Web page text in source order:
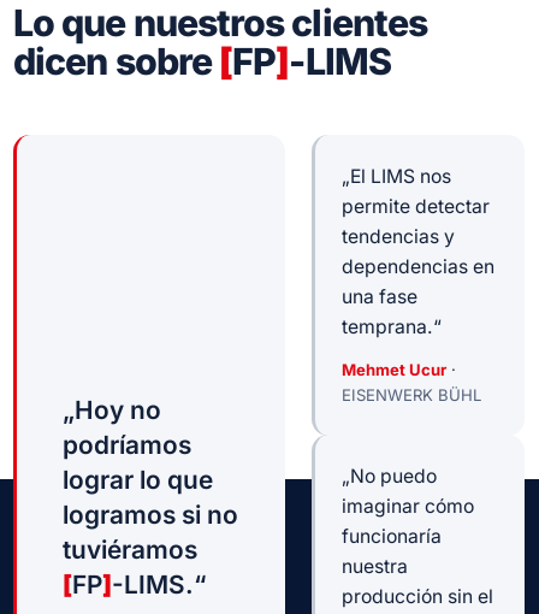
Lo que nuestros clientes
dicen sobre[FP]-LIMS
„Hoy no
podríamos
lograr lo que
logramos si no
tuviéramos
[FP] -LIMS.“
„El LIMS nos
permite detectar
tendencias y
dependencias en
una fase
temprana.“
Mehmet Ucur·
EISENWERK BÜHL
„No puedo
imaginar cómo
funcionaría
nuestra
producción sin el